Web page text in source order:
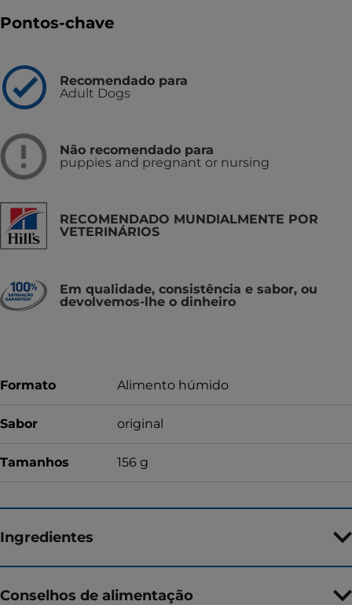
Pontos-chave
Recomendado para
Adult Dogs
Não recomendado para
puppies and pregnant or nursing
RECOMENDADO MUNDIALMENTE POR
VETERINÁRIOS
Em qualidade, consistência e sabor, ou
devolvemos-lhe o dinheiro
Formato Alimento húmido
Sabor original
Tamanhos 156 g
Ingredientes
Conselhos de alimentação